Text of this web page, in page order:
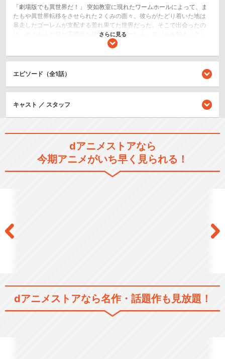
「劇場版でも異世界だ！」 突如教室に現れたワームホールによって、ま
たもや異世界転移をさせられた２くみの面々。彼らがたどり着いた地は
暴走したゴーレムが支配する荒れ果てた世界だった。そこで出会ったの
は、めぐみんと似た雰囲気を持つ少女型ゴーレム、スバルを知る（？）
杖をついた中年男性、そしてターニャと同じ軍服を着た女性軍人。様々
マ、スバル、ターニャ、尚文達は、無事にアッセンブルすることができ
るのか！？
異世界かるてっと
さらに見る
エピソード（全1話）
キャスト ／ スタッフ
dアニメストアなら
今期アニメがいち早く見られる！
dアニメストアなら名作・話題作も見放題！